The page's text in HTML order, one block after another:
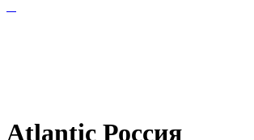
Atlantic Россия